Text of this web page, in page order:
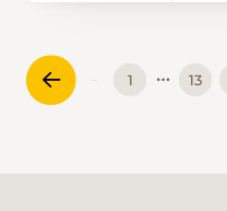
1 … 13